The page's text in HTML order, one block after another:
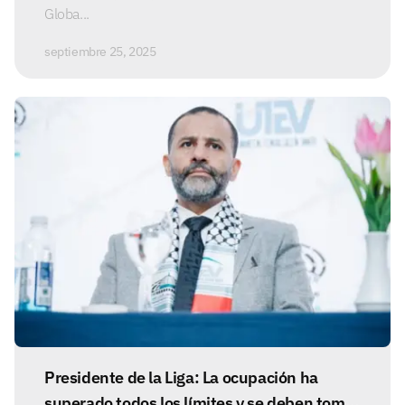
Globa...
septiembre 25, 2025
Presidente de la Liga: La ocupación ha